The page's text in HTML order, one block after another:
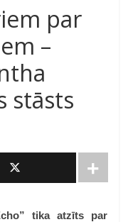
par
–
stāsts
tika atzīts par